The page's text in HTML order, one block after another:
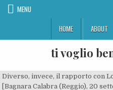
MENU
HOME
ABOUT
ti voglio
Diverso, invece, il rapporto con Loredana Bertè. Mia Martini [Bagnara Calabra (Reggio), 20 settembre 1947 â Cardano al Campo (Varese), 12 maggio 1995] . Le figlie, in occasione della fiction Rai ‘Io sono Mia’, dedicata alla scomparsa Mia Martini, lo avevano ricordato come un personaggio molto autorevole e controverso. Lâindimenticabile cantante, però, era ormai troppo debole â¦ Ad ogni suo spettacolo, la più piccola delle Bertè era in prima fila, e dietro le quinte preparava gli abiti e i gioielli per Mia Martini. Ma chi è invece, Leda Bertè? E quante volte (Quante) Tra le mie mani (Quante) Lui nasce ancora. Più grande, la sua “guida”. Riguardo dunque alla figura di Giuseppe Radames Bertè, papà di Mia Martiniâ¦ Classe 1958, Olivia Bertè è l’ultimogenita di Giuseppe Radames Bertè e Maria Salvia Dato. Se vuole può chiamarmi. The essential tracks, all in one playlist. * ââ Minuetto / Chi (È Più Solo Di Così) Label: Ricordi â¦ Nel 1969 la futura Mia Martini si trasferisce a Roma, insieme con la madre e le sorelle. Di nuovo io lo inventerei. Più di tutti, però, lo hanno fatto le sorelle Leda, Loredana e Olivia. Domenica Rita Adriana Berté, questo il suo vero nome, è stata una grande e intensamente â¦ Olivia Bertè commossa a Domenica In: la sorella di Mia Martini fa un regalo a Serena Rossi Forti emozioni a Domenica In con Olivia Bertè, la sorella di Mia Martini. Sebbene sia la più piccola della famiglia, Olivia Bertè ha una tempra inossidabile. In passato Loredana aveva confessato la difficile infanzia delle sorelle Bertè. Leda oggi ha 75 anni e la fisionomia dei Bertè è evidente sul suo volto. “(…) ha i miei numeri di telefono, quando vuole mi chiama. Quello che non sai sulla corteggiatrice di Uomini e Donne, Federico Milan: chi è il ballerino di Amici 18, Chi è Mattia Poggi: chef e conduttore televisivo, Francesco Zangrillo: ecco chi è il presunto fidanzato di Barbara d’Urso, Chi è Antonella Polimeni, la prima rettrice alla Sapienza nel toto-ministri dell’era Draghi, Chi è Andrea Febo, autore e cantautore romano, Cecilia Cantarano: tutte le curiosità sulla regina italiana di TikTok. Comunque, â¦ Sapevate che Loredana Bertè e Mia Martini avevano unâaltra sorella? Leda Bertè, sorella maggiore di Loredana e Mia Martini, si racconta nel salotto di Storie Italiane svelando la sua verità sulle cantanti ai microfoni di Eleonora Daniele. Il velenoso vociferare e la sofferenza che ruotavano attorno all’indimenticabile Mia Martini, le hanno distrutto la vita. La più giovane della famiglia non riuscirebbe infatti a perdonare le pesanti accuse della rocker sul padre. L’intera nazione ha pianto per Mia, quel terribile 12 maggio del 1995. Ora una domanda un poâ malinconica: comâera Mia Martini? Chi è Leda Bertè: sorella Mia Martini e Loredana Bertè. Loredana ha in più occasioni rivelato che il papà sarebbe stato un uomo violento, sia con la moglie che con tutte le sue figlie. Antonello D... e Sanctis : " Per risponderti, prendo in prestito uno stralcio tratto da âNon Ho mai scritto per Celentanoâ riferito allâultima volta che incontrai questa grande artista. Festival di Sanremo 2012: grande serata con i duetti internazionali. Leda Bertè è la maggiore delle sorelle Loredana Bertè, Mia Martini e Olivia Bertè.A differenza del resto della famiglia, ha scelto di non apparire in televisione così spesso ma non ha mai mancato di dare il suo appoggio alle sorelle â¦ Mia Martini, pseudonimo di Domenica Rita Adriana Bertè detta Mimì (Bagnara Calabra, 20 settembre 1947 â Cardano al Campo, 12 maggio 1995), è stata una cantante italiana e in alcune Siamo sorelle un po’ strane. Inoltre, in un servizio per Tv2000, ha raccontato di essersi sposata – alla sua cerimonia, Mia Martini le ha fatto da testimone. Mia Martini: com’è morta, quando è morta, data, quanti anni aveva Mimì, Morgan, chi è la madre Luciana Castoldi. Eccezionali Patti Smith, Brian May, Macy Gray, l'omaggio a Mia Martini, Goran Bregovic. Non ci sentiamo da un po’ di tempo, anni. Mia Martini, donna tormentata, interprete intensa e raffinata, ha iniziato a cantare nel 1963, semplicemente come Mimì Berté. Un po' più grande. (Via G. Boglietti 2, 13900 Biella - PIVA: 02154000026), Supplemento della Testata Giornalistica Delta Press, Tribunale di Biella n. 579 del 10/02/2015, Olivia Bertè, tutto sulla più giovane delle sorelle Bertè. Chi è Olivia Bertè: la sorella di Mia Martini e Loredana Bertè Ecco il nostro ricordo. Leda Bertè ancora si commuove pensando alla sorella Mia Martini, che chiama dolcemente Mimì, o âla povera e fragile Mimìâ, difendendola a spada tratta. Ma negli ultimi anni si è pubblicamente esposta, soprattutto per difendere suo padre dalle pesanti accuse di Loredana Bertè, e per omaggiare la memoria di Mia Martini. Leda Bertè ancora si commuove pensando alla sorella Mia Martini, che chiama dolcemente Mimì, o “la povera e fragile Mimì”, difendendola a spada tratta. Sulla vita privata di Olivia sappiamo davvero molto poco. Quello che non sai sulla corteggiatrice di Uomin... Chi è Angela Caloisi? Non è conosciuta nel mondo dello spettacolo, perché, a differenza delle sorelle, ha â¦ L’indimenticabile cantante, però, era ormai troppo debole e affranta, segnata per sempre da quelle terribili calunnie. Comunque, nessuna litigata terribile. Ma Olivia non ha mai apprezzato le dure parole della sorella, soprattutto da quando Giuseppe Radames non c’è più. La sorella maggiore condanna costantemente le malelingue che